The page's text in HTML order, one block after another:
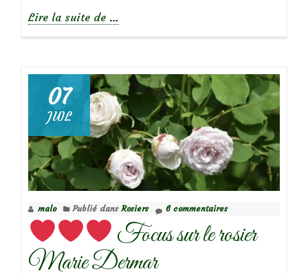
Lire la suite de
Focus
sur
le
rosier
Nozomi
…
07
JUIL
malo Publié dans Rosiers 6 commentaires
Focus sur le rosier
Marie Dermar